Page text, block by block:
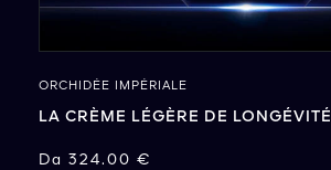
ORCHIDÉE IMPÉRIALE
LA CRÈME LÉGÈRE DE LONGÉVITÉ
Da 324.00 €